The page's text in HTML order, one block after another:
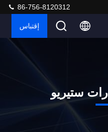
86-756-8120312
إقتباس